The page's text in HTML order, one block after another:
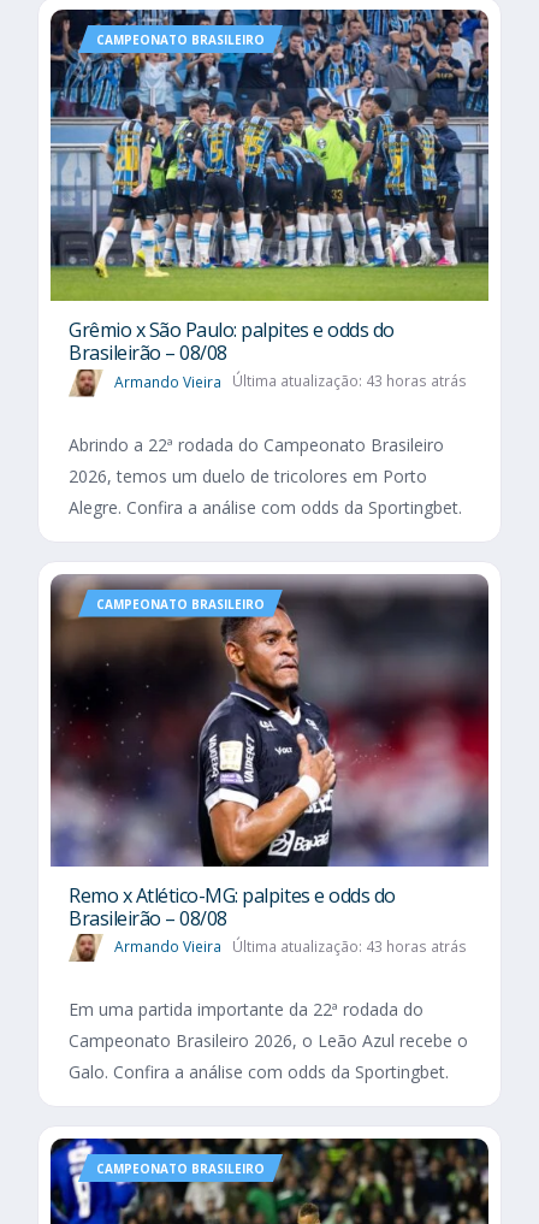
CAMPEONATO BRASILEIRO
Grêmio x São Paulo: palpites e odds do
Brasileirão – 08/08
Armando Vieira Última atualização: 43 horas atrás
Abrindo a 22ª rodada do Campeonato Brasileiro
2026, temos um duelo de tricolores em Porto
Alegre. Confira a análise com odds da Sportingbet.
CAMPEONATO BRASILEIRO
Remo x Atlético-MG: palpites e odds do
Brasileirão – 08/08
Armando Vieira Última atualização: 43 horas atrás
Em uma partida importante da 22ª rodada do
Campeonato Brasileiro 2026, o Leão Azul recebe o
Galo. Confira a análise com odds da Sportingbet.
CAMPEONATO BRASILEIRO